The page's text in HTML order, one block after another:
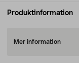
Produktinformation
Mer information